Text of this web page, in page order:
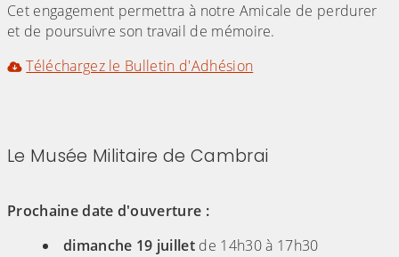
Cet engagement permettra à notre Amicale de perdurer
et de poursuivre son travail de mémoire.
Téléchargez le Bulletin d'Adhésion
Le Musée Militaire de Cambrai
Prochaine date d'ouverture :
dimanche 19 juillet de 14h30 à 17h30